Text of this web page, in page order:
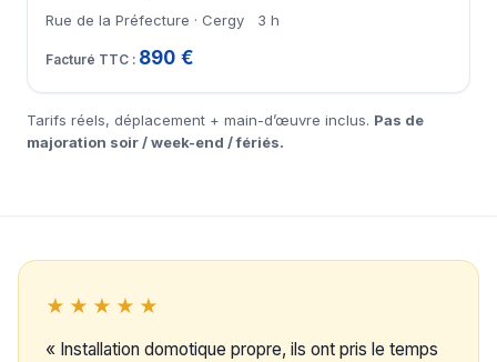
Rue de la Préfecture · Cergy 3 h
890 €
Tarifs réels, déplacement + main-d’œuvre inclus. Pas de
majoration soir / week-end / fériés.
★★★★★
« Installation domotique propre, ils ont pris le temps